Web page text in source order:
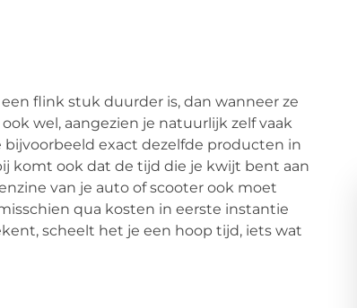
flink stuk duurder is, dan wanneer ze
wel, aangezien je natuurlijk zelf vaak
exact dezelfde producten in
komt ook dat de tijd die je kwijt bent aan
van je auto of scooter ook moet
qua kosten in eerste instantie
scheelt het je een hoop tijd, iets wat